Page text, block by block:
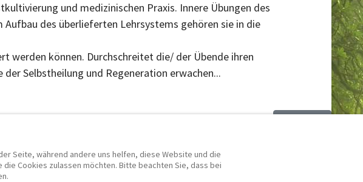
und medizinischen Praxis. Innere Übungen des
des überlieferten Lehrsystems gehören sie in die
werden können. Durchschreitet die/ der Übende ihren
Selbstheilung und Regeneration erwachen...
Seite, während andere uns helfen, diese Website und die
Cookies zulassen möchten. Bitte beachten Sie, dass bei